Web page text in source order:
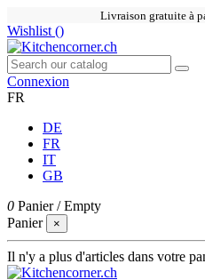
Livraison gratuite à
Wishlist ()
Connexion
FR
DE
FR
IT
GB
0 Panier /Empty
Panier
×
Il n'y a plus d'articles dans votre